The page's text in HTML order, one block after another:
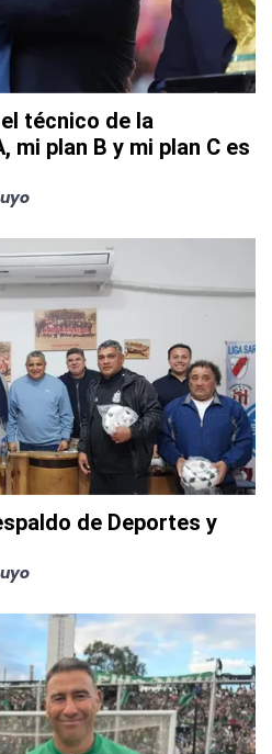
técnico de la
mi plan B y mi plan C es
de Deportes y